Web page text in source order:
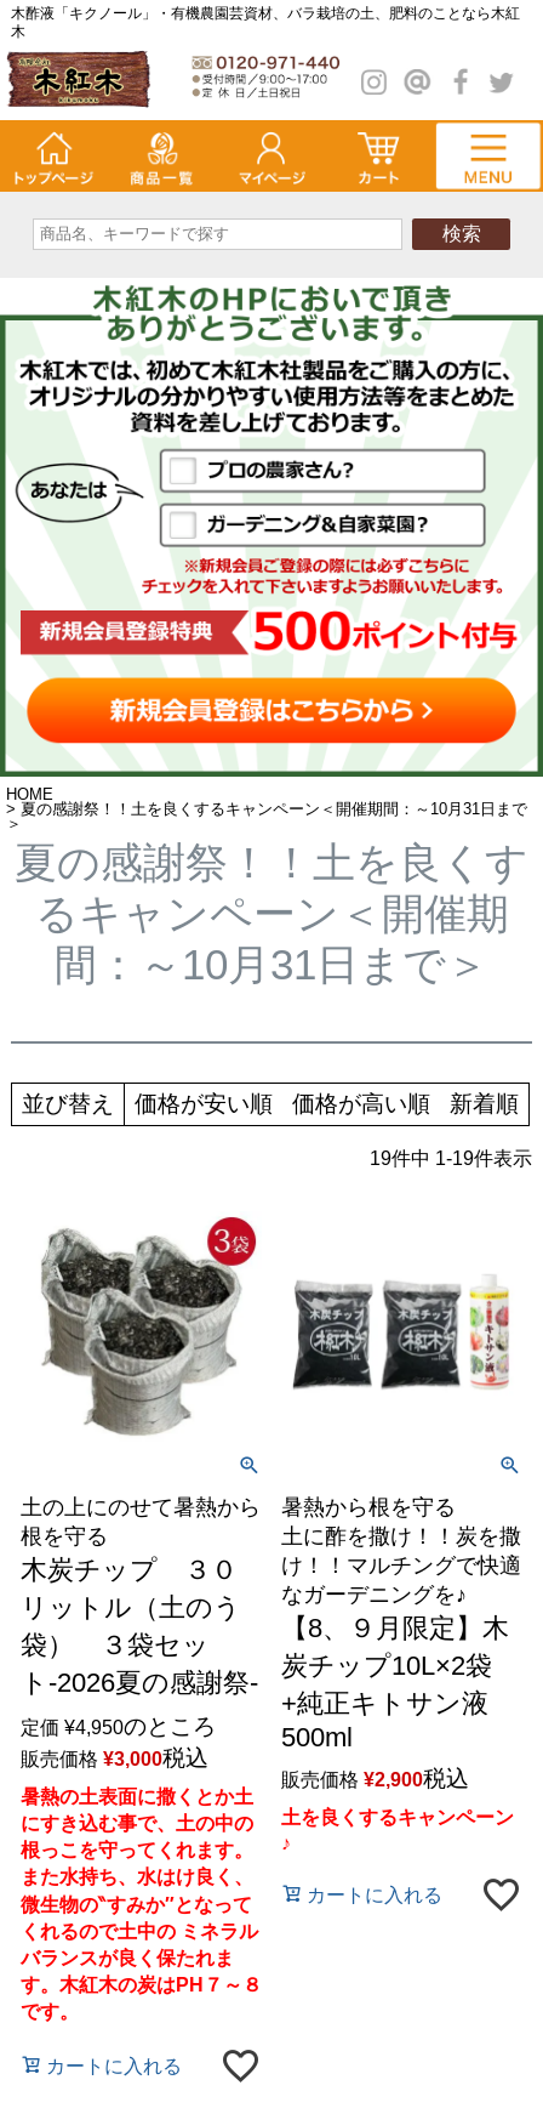
木酢液「キクノール」・有機農園芸資材、バラ栽培の土、肥料のことなら木紅
木
HOME
夏の感謝祭！！土を良くするキャンペーン＜開催期間：～10月31日まで
＞
夏の感謝祭！！土を良くす
るキャンペーン＜開催期
間：～10月31日まで＞
並び替え 価格が安い順 価格が高い順 新着順
19件中 1-19件表示
土の上にのせて暑熱から
根を守る
木炭チップ ３０
リットル（土のう
袋） ３袋セッ
ト-2026夏の感謝祭-
定価 ¥4,950のところ
販売価格 ¥3,000税込
暑熱の土表面に撒くとか土
にすき込む事で、土の中の
根っこを守ってくれます。
また水持ち、水はけ良く、
微生物の‶すみか″となって
くれるので土中の ミネラル
バランスが良く保たれま
す。木紅木の炭はPH７～８
です。
カートに入れる
暑熱から根を守る
土に酢を撒け！！炭を撒
け！！マルチングで快適
なガーデニングを♪
【8、９月限定】木
炭チップ10L×2袋
+純正キトサン液
500ml
販売価格 ¥2,900税込
土を良くするキャンペーン
♪
カートに入れる